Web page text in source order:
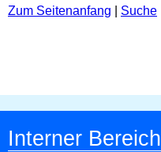
Zum Seitenanfang Suche
Interner Bereich